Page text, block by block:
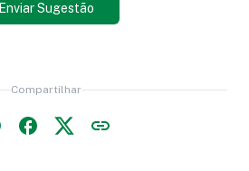
Enviar Sugestão
Compartilhar